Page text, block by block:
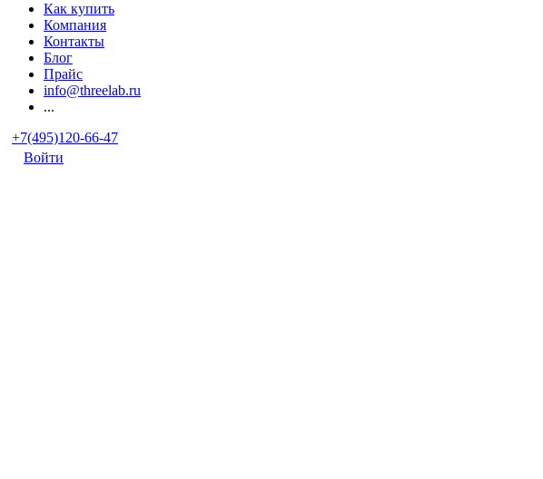
Как купить
Компания
Контакты
Блог
Прайс
info@threelab.ru
...
+7(495)120-66-47
Войти